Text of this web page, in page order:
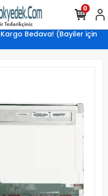
Kargo Bedava! (Bayiler için
0